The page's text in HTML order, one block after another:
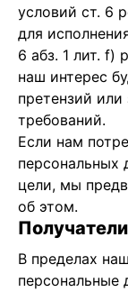
условий ст. 6
для
6 абз. 1 лит. f)
наш интерес
претензий
требований.
Если нам
персональных
цели, мы
об этом.
В пределах
персональные